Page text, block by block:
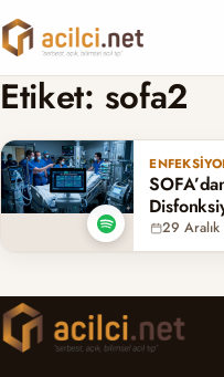
Etiket: sofa2
29